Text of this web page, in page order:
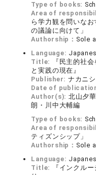
Type of books:
Area of
ら学力観を問いな
の議論に向けて」
Authorship： Sole
Language:
Title:
『民主的社
と実践の現在』
Publisher: ナカニ
Date of
Author(s): 北山夕
朗・川中大輔編
Type of books:
Area of
ティズンシップ」
Authorship： Sole
Language:
Title:
『インクル